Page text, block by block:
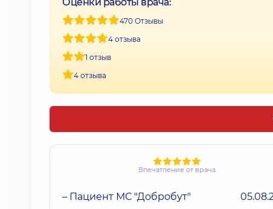
470 Отзывы
4 отзыва
1 отзыв
4 отзыва
Впечатление от врача
– Пациент МС "Добробут"